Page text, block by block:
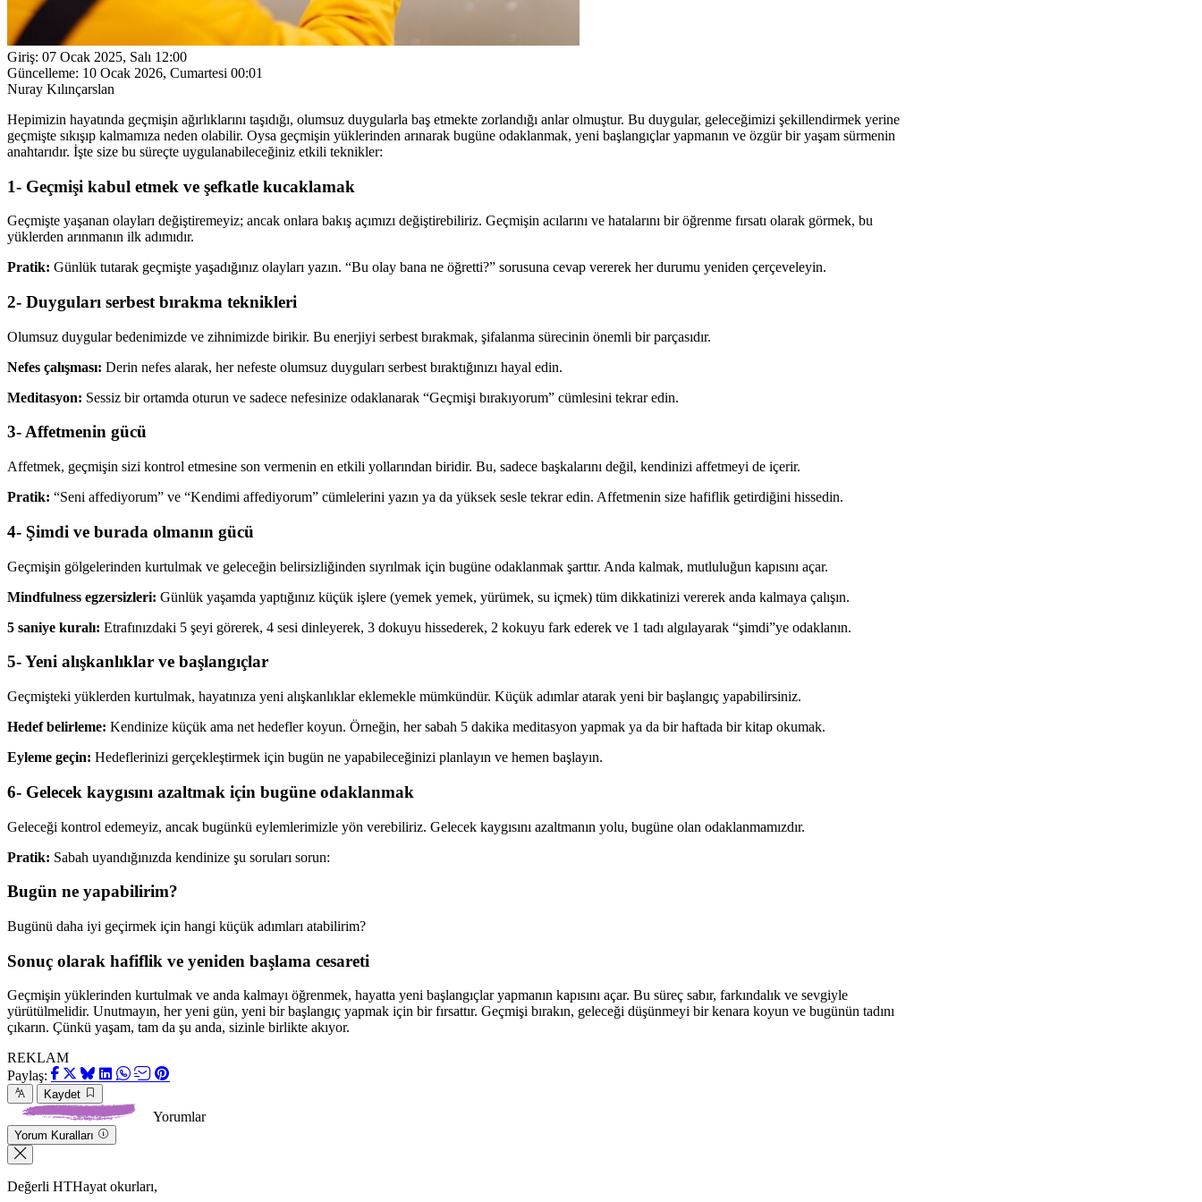
Giriş: 07 Ocak 2025, Salı 12:00
Güncelleme: 10 Ocak 2026, Cumartesi 00:01
Nuray Kılınçarslan
Hepimizin hayatında geçmişin ağırlıklarını taşıdığı, olumsuz duygularla baş etmekte zorlandığı anlar olmuştur. Bu duygular, geleceğimizi şekillendirmek yerine
geçmişte sıkışıp kalmamıza neden olabilir. Oysa geçmişin yüklerinden arınarak bugüne odaklanmak, yeni başlangıçlar yapmanın ve özgür bir yaşam sürmenin
anahtarıdır. İşte size bu süreçte uygulanabileceğiniz etkili teknikler:
1- Geçmişi kabul etmek ve şefkatle kucaklamak
Geçmişte yaşanan olayları değiştiremeyiz; ancak onlara bakış açımızı değiştirebiliriz. Geçmişin acılarını ve hatalarını bir öğrenme fırsatı olarak görmek, bu
yüklerden arınmanın ilk adımıdır.
Pratik: Günlük tutarak geçmişte yaşadığınız olayları yazın. “Bu olay bana ne öğretti?” sorusuna cevap vererek her durumu yeniden çerçeveleyin.
2- Duyguları serbest bırakma teknikleri
Olumsuz duygular bedenimizde ve zihnimizde birikir. Bu enerjiyi serbest bırakmak, şifalanma sürecinin önemli bir parçasıdır.
Nefes çalışması: Derin nefes alarak, her nefeste olumsuz duyguları serbest bıraktığınızı hayal edin.
Meditasyon: Sessiz bir ortamda oturun ve sadece nefesinize odaklanarak “Geçmişi bırakıyorum” cümlesini tekrar edin.
3- Affetmenin gücü
Affetmek, geçmişin sizi kontrol etmesine son vermenin en etkili yollarından biridir. Bu, sadece başkalarını değil, kendinizi affetmeyi de içerir.
Pratik: “Seni affediyorum” ve “Kendimi affediyorum” cümlelerini yazın ya da yüksek sesle tekrar edin. Affetmenin size hafiflik getirdiğini hissedin.
4- Şimdi ve burada olmanın gücü
Geçmişin gölgelerinden kurtulmak ve geleceğin belirsizliğinden sıyrılmak için bugüne odaklanmak şarttır. Anda kalmak, mutluluğun kapısını açar.
Mindfulness egzersizleri: Günlük yaşamda yaptığınız küçük işlere (yemek yemek, yürümek, su içmek) tüm dikkatinizi vererek anda kalmaya çalışın.
5 saniye kuralı: Etrafınızdaki 5 şeyi görerek, 4 sesi dinleyerek, 3 dokuyu hissederek, 2 kokuyu fark ederek ve 1 tadı algılayarak “şimdi”ye odaklanın.
5- Yeni alışkanlıklar ve başlangıçlar
Geçmişteki yüklerden kurtulmak, hayatınıza yeni alışkanlıklar eklemekle mümkündür. Küçük adımlar atarak yeni bir başlangıç yapabilirsiniz.
Hedef belirleme: Kendinize küçük ama net hedefler koyun. Örneğin, her sabah 5 dakika meditasyon yapmak ya da bir haftada bir kitap okumak.
Eyleme geçin: Hedeflerinizi gerçekleştirmek için bugün ne yapabileceğinizi planlayın ve hemen başlayın.
6- Gelecek kaygısını azaltmak için bugüne odaklanmak
Geleceği kontrol edemeyiz, ancak bugünkü eylemlerimizle yön verebiliriz. Gelecek kaygısını azaltmanın yolu, bugüne olan odaklanmamızdır.
Pratik: Sabah uyandığınızda kendinize şu soruları sorun:
Bugün ne yapabilirim?
Bugünü daha iyi geçirmek için hangi küçük adımları atabilirim?
Sonuç olarak hafiflik ve yeniden başlama cesareti
Geçmişin yüklerinden kurtulmak ve anda kalmayı öğrenmek, hayatta yeni başlangıçlar yapmanın kapısını açar. Bu süreç sabır, farkındalık ve sevgiyle
yürütülmelidir. Unutmayın, her yeni gün, yeni bir başlangıç yapmak için bir fırsattır. Geçmişi bırakın, geleceği düşünmeyi bir kenara koyun ve bugünün tadını
çıkarın. Çünkü yaşam, tam da şu anda, sizinle birlikte akıyor.
REKLAM
Paylaş:
Kaydet
Yorumlar
Yorum Kuralları
Değerli HTHayat okurları,